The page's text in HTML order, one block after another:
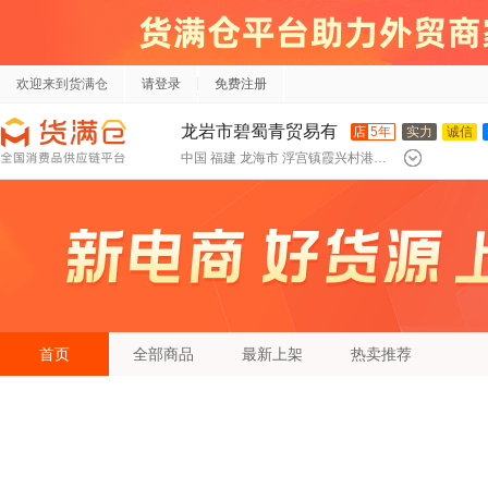
欢迎来到货满仓 请登录 免费注册
龙岩市碧蜀青贸易有
限责任公司
店 5年 实力 诚信
中国 福建 龙海市 浮宫镇霞兴村港边195号
首页 全部商品 最新上架 热卖推荐